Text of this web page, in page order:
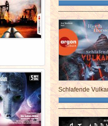
Schlafende